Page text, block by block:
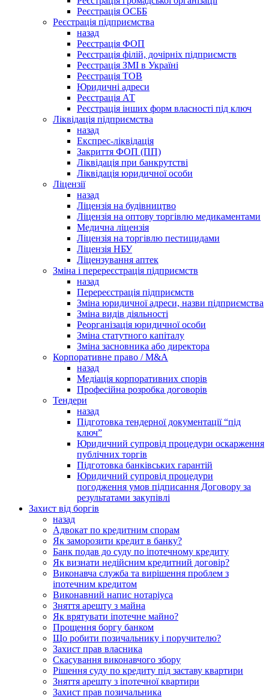
Реєстрація ОСББ
Реєстрація підприємства
назад
Реєстрація ФОП
Реєстрація філій, дочірніх підприємств
Реєстрація ЗМІ в Україні
Реєстрація ТОВ
Юридичні адреси
Реєстрація АТ
Реєстрація інших форм власності під ключ
Ліквідація підприємства
назад
Експрес-ліквідація
Закриття ФОП (ПП)
Ліквідація при банкрутстві
Ліквідація юридичної особи
Ліцензії
назад
Ліцензія на будівництво
Ліцензія на оптову торгівлю медикаментами
Медична ліцензія
Ліцензія на торгівлю пестицидами
Ліцензія НБУ
Ліцензування аптек
Зміна і перереєстрація підприємств
назад
Перереєстрація підприємств
Зміна юридичної адреси, назви підприємства
Зміна видів діяльності
Реорганізація юридичної особи
Зміна статутного капіталу
Зміна засновника або директора
Корпоративне право / M&A
назад
Медіація корпоративних спорів
Професійна розробка договорів
Тендери
назад
Підготовка тендерної документації “під
ключ”
Юридичний супровід процедури оскарження
публічних торгів
Підготовка банківських гарантій
Юридичний супровід процедури
погодження умов підписання Договору за
результатами закупівлі
Захист від боргів
назад
Адвокат по кредитним спорам
Як заморозити кредит в банку?
Банк подав до суду по іпотечному кредиту
Як визнати недійсним кредитний договір?
Виконавча служба та вирішення проблем з
іпотечним кредитом
Виконавний напис нотаріуса
Зняття арешту з майна
Як врятувати іпотечне майно?
Прощення боргу банком
Що робити позичальнику і поручителю?
Захист прав власника
Скасування виконавчого збору
Рішення суду по кредиту під заставу квартири
Зняття арешту з іпотечної квартири
Захист прав позичальника